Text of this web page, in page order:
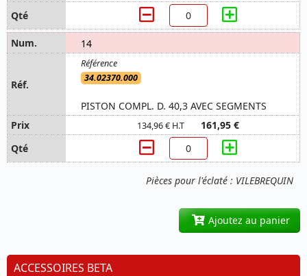
Pièces pour l'éclaté : VILEBREQUIN
14
34.02370.000
PISTON COMPL. D. 40,3 AVEC SEGMENTS
134,96 € H.T 161,95 €
Ajoutez au panier
ACCESSOIRES BETA